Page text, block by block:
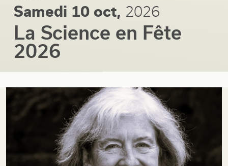
Samedi 10 oct, 2026
La Science en Fête
2026